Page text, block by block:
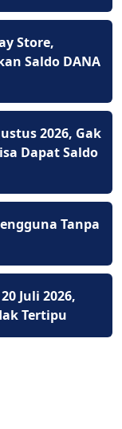
Store,
Saldo DANA
2026, Gak
Dapat Saldo
Tanpa
Juli 2026,
Tertipu